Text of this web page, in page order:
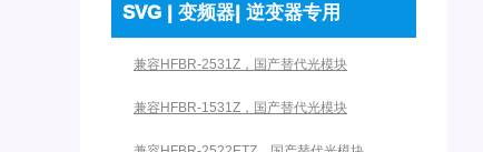
SVG | 变频器| 逆变器专用
兼容HFBR-2531Z，国产替代光模块
兼容HFBR-1531Z，国产替代光模块